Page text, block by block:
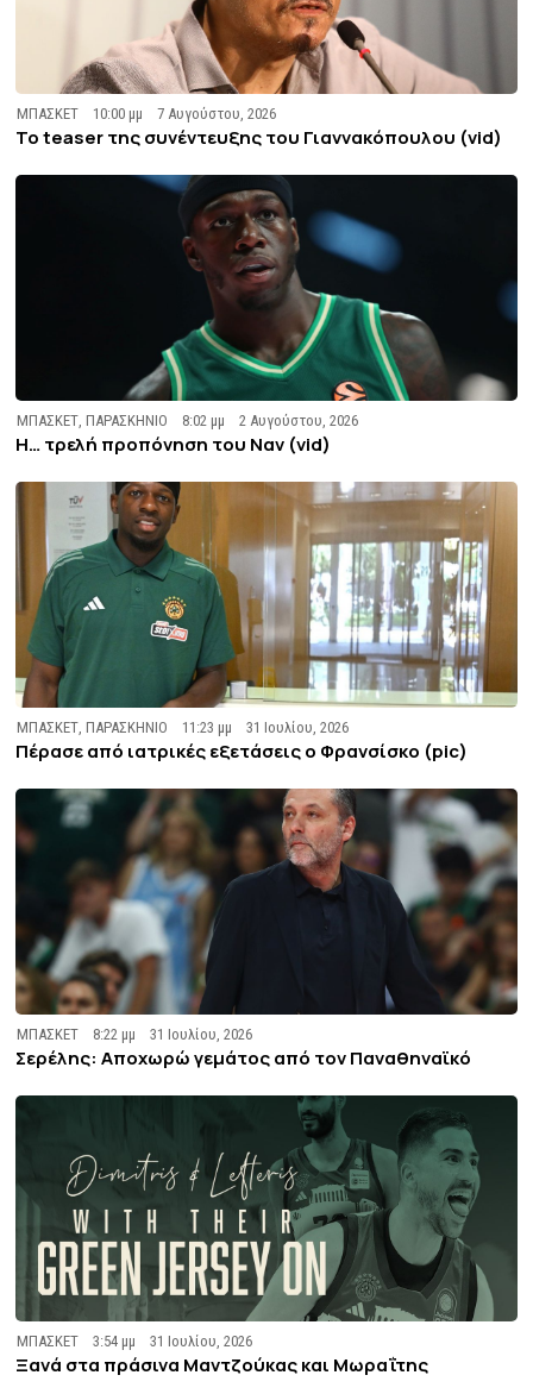
ΜΠΑΣΚΕΤ 10:00 μμ 7 Αυγούστου, 2026
To teaser της συνέντευξης του Γιαννακόπουλου (vid)
ΜΠΑΣΚΕΤ ,ΠΑΡΑΣΚΗΝΙΟ 8:02 μμ 2 Αυγούστου, 2026
Η… τρελή προπόνηση του Ναν (vid)
ΜΠΑΣΚΕΤ ,ΠΑΡΑΣΚΗΝΙΟ 11:23 μμ 31 Ιουλίου, 2026
Πέρασε από ιατρικές εξετάσεις ο Φρανσίσκο (pic)
ΜΠΑΣΚΕΤ 8:22 μμ 31 Ιουλίου, 2026
Σερέλης: Αποχωρώ γεμάτος από τον Παναθηναϊκό
ΜΠΑΣΚΕΤ 3:54 μμ 31 Ιουλίου, 2026
Ξανά στα πράσινα Μαντζούκας και Μωραΐτης